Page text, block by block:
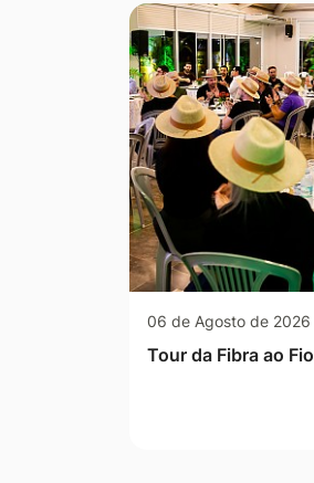
06 de Agosto de 2026
Tour da Fibra ao Fio